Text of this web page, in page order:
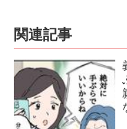
関連記事